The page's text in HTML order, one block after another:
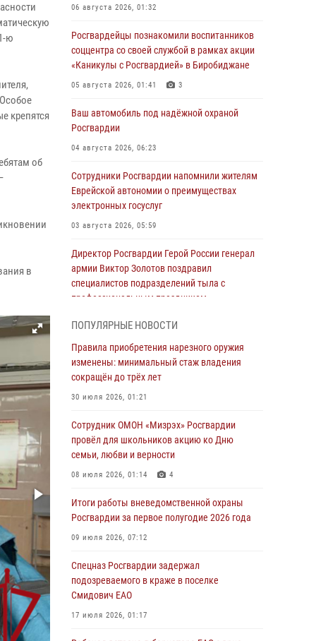
ю
крепятся
об
в
06 августа 2026, 01:32
Росгвардейцы познакомили воспитанников
соццентра со своей службой в рамках акции
«Каникулы с Росгвардией» в Биробиджане
05 августа 2026, 01:41 3
Ваш автомобиль под надёжной охраной
Росгвардии
04 августа 2026, 06:23
Сотрудники Росгвардии напомнили жителям
Еврейской автономии о преимуществах
электронных госуслуг
03 августа 2026, 05:59
Директор Росгвардии Герой России генерал
армии Виктор Золотов поздравил
специалистов подразделений тыла с
профессиональным праздником
1 августа – День дежурной службы войск
национальной гвардии Российской
Федерации
01 августа 2026, 10:21
В Росгвардии вспоминают российских
воинов, погибших в Первой мировой войне
1914-1918 годов
01 августа 2026, 10:19
Внесены изменения в правила проведения
контрольного отстрела гражданского оружия
31 июля 2026, 01:48
Правила приобретения нарезного оружия
изменены: минимальный стаж владения
сокращён до трёх лет
30 июля 2026, 01:21
ПОПУЛЯРНЫЕ НОВОСТИ
Правила приобретения нарезного оружия
изменены: минимальный стаж владения
сокращён до трёх лет
30 июля 2026, 01:21
Сотрудник ОМОН «Мизрэх» Росгвардии
провёл для школьников акцию ко Дню
семьи, любви и верности
08 июля 2026, 01:14 4
Итоги работы вневедомственной охраны
Росгвардии за первое полугодие 2026 года
09 июля 2026, 07:12
Спецназ Росгвардии задержал
подозреваемого в краже в поселке
Смидович ЕАО
17 июля 2026, 01:17